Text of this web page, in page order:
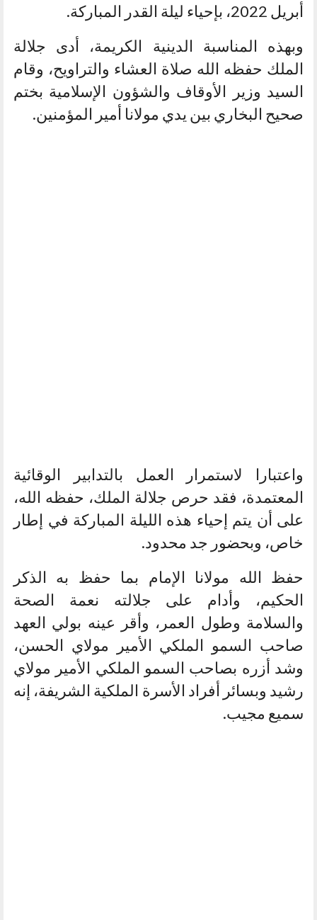
أبريل 2022، بإحياء ليلة القدر المباركة.
وبهذه المناسبة الدينية الكريمة، أدى جلالة
الملك حفظه الله صلاة العشاء والتراويح، وقام
السيد وزير الأوقاف والشؤون الإسلامية بختم
صحيح البخاري بين يدي مولانا أمير المؤمنين.
واعتبارا لاستمرار العمل بالتدابير الوقائية
المعتمدة، فقد حرص جلالة الملك، حفظه الله،
على أن يتم إحياء هذه الليلة المباركة في إطار
خاص، وبحضور جد محدود.
حفظ الله مولانا الإمام بما حفظ به الذكر
الحكيم، وأدام على جلالته نعمة الصحة
والسلامة وطول العمر، وأقر عينه بولي العهد
صاحب السمو الملكي الأمير مولاي الحسن،
وشد أزره بصاحب السمو الملكي الأمير مولاي
رشيد وبسائر أفراد الأسرة الملكية الشريفة، إنه
سميع مجيب.